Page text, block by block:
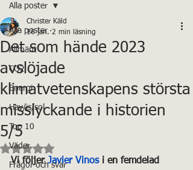
Alla poster
Allmänt
CO2
Energi
Hav/is/sol
Top 10
Väder
Frågor och svar
Alla poster
Det som hände 2023
avslöjade
klimatvetenskapens största
misslyckande i historien
5/5
Christer Käld
16 jan. 2 min läsning
Betygsatt till NaN av 5 stjärnor.
Vi följer Javier Vinos i en femdelad